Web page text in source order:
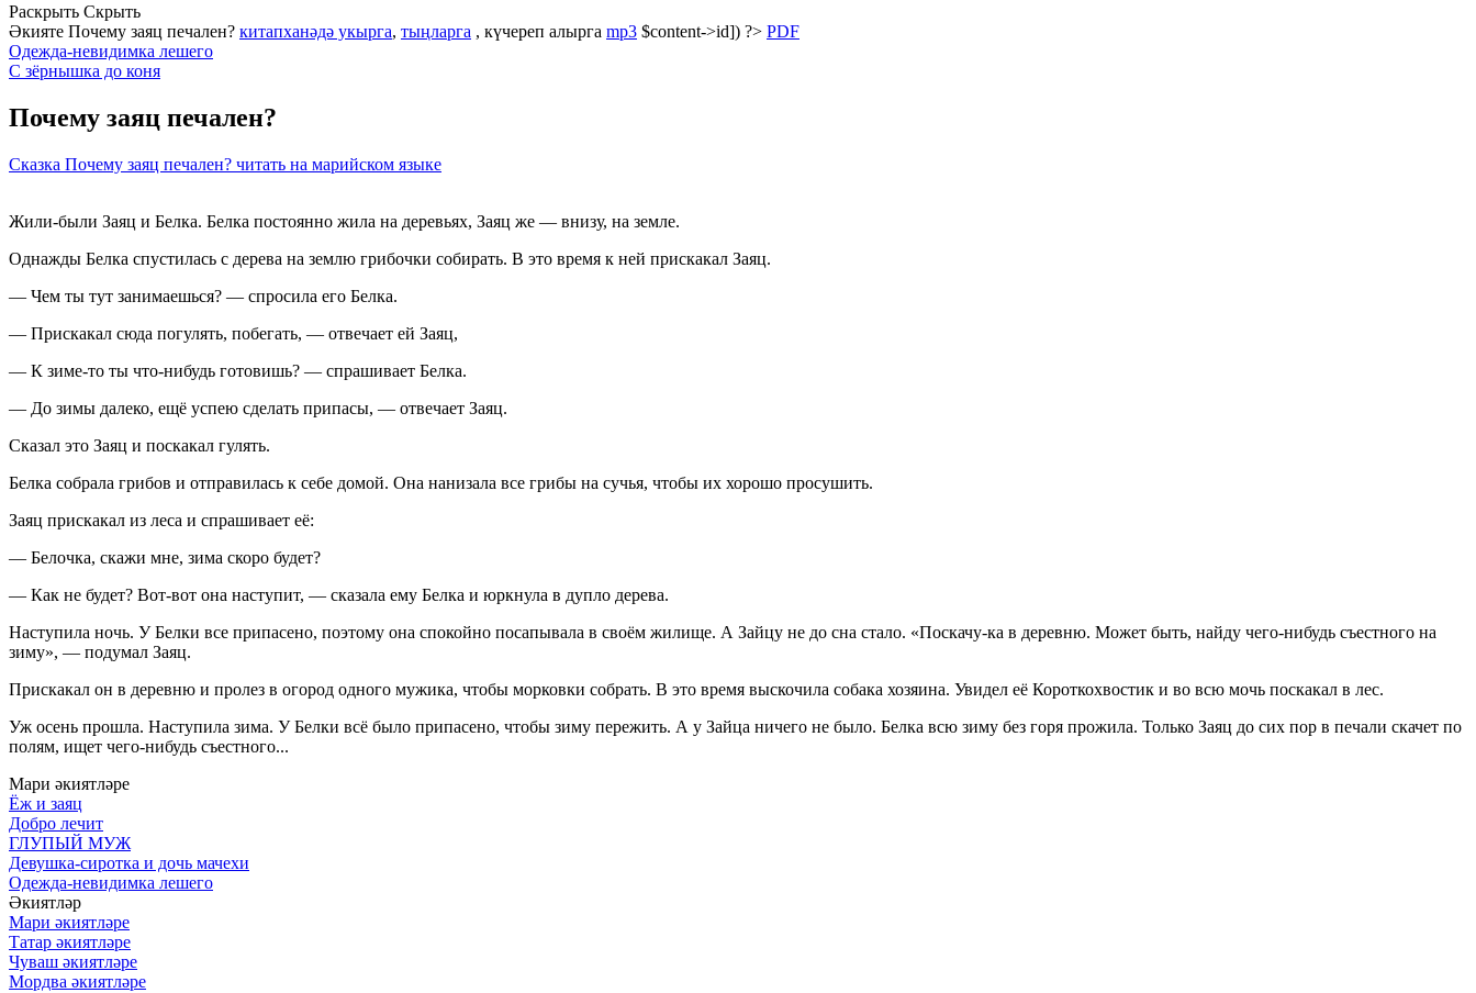
Раскрыть Скрыть
Әкияте Почему заяц печален? китапханәдә укырга, тыңларга , күчереп алырга mp3 $content->id]) ?> PDF
Одежда-невидимка лешего
С зёрнышка до коня
Почему заяц печален?
Сказка Почему заяц печален? читать на марийском языке
Жили-были Заяц и Белка. Белка постоянно жила на деревьях, Заяц же — внизу, на земле.
Однажды Белка спустилась с дерева на землю грибочки собирать. В это время к ней прискакал Заяц.
— Чем ты тут занимаешься? — спросила его Белка.
— Прискакал сюда погулять, побегать, — отвечает ей Заяц,
— К зиме-то ты что-нибудь готовишь? — спрашивает Белка.
— До зимы далеко, ещё успею сделать припасы, — отвечает Заяц.
Сказал это Заяц и поскакал гулять.
Белка собрала грибов и отправилась к себе домой. Она нанизала все грибы на сучья, чтобы их хорошо просушить.
Заяц прискакал из леса и спрашивает её:
— Белочка, скажи мне, зима скоро будет?
— Как не будет? Вот-вот она наступит, — сказала ему Белка и юркнула в дупло дерева.
Наступила ночь. У Белки все припасено, поэтому она спокойно посапывала в своём жилище. А Зайцу не до сна стало. «Поскачу-ка в деревню. Может быть, найду чего-нибудь съестного на
зиму», — подумал Заяц.
Прискакал он в деревню и пролез в огород одного мужика, чтобы морковки собрать. В это время выскочила собака хозяина. Увидел её Короткохвостик и во всю мочь поскакал в лес.
Уж осень прошла. Наступила зима. У Белки всё было припасено, чтобы зиму пережить. А у Зайца ничего не было. Белка всю зиму без горя прожила. Только Заяц до сих пор в печали скачет по
полям, ищет чего-нибудь съестного...
Мари әкиятләре
Ёж и заяц
Добро лечит
ГЛУПЫЙ МУЖ
Девушка-сиротка и дочь мачехи
Одежда-невидимка лешего
Әкиятләр
Мари әкиятләре
Татар әкиятләре
Чуваш әкиятләре
Мордва әкиятләре